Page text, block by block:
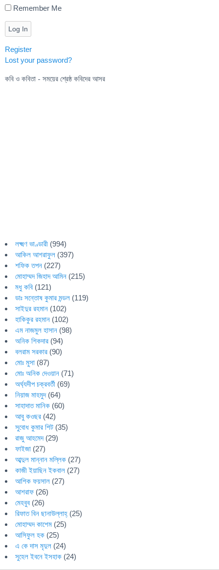
Remember Me
Log In
Register
Lost your password?
কবি ও কবিতা - সময়ের শ্রেষ্ঠ কবিদের আসর
লক্ষ্মণ ভাণ্ডারী (994)
আকিল আশরাফুল (397)
শফিক তপন (227)
মোহাম্মদ জিহাদ আমিন (215)
মধু কবি (121)
ডাঃ সন্তোষ কুমার মন্ডল (119)
সাইদুর রহমান (102)
হাকিকুর রহমান (102)
এম নাজমুল হাসান (98)
অনিক শিকদার (94)
বলরাম সরকার (90)
মোঃ মুসা (87)
মোঃ অনিক দেওয়ান (71)
অর্ঘ্যদীপ চক্রবর্তী (69)
নিয়াজ মাহমুদ(64)
সাহাদাত মানিক (60)
আবু কওছর (42)
সুবোধ কুমার শিট (35)
রাজু আহমেদ(29)
ফাইজা (27)
আব্দুল মান্নান মল্লিক (27)
কাজী ইয়াছিন ইকবাল (27)
আশিক ফয়সাল (27)
আশরাফ (26)
মেহবুব (26)
রিফাত বিন ছানাউল্লাহ্ (25)
মোহাম্মদ কাশেম (25)
আসিফুল হক (25)
এ কে দাস মৃদুল (24)
সুহেল ইবনে ইসহাক (24)